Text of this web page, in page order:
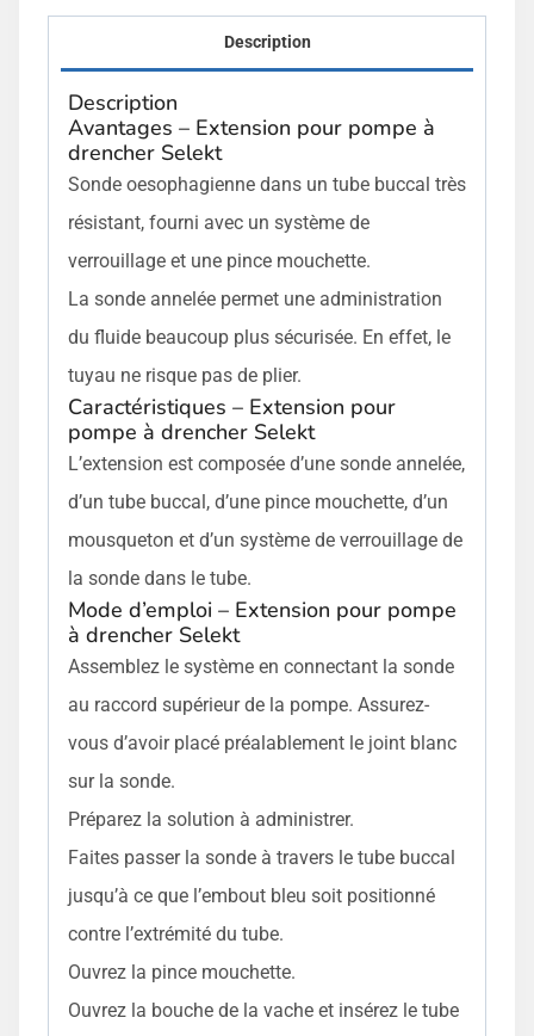
Description
Description
Avantages – Extension pour pompe à
drencher Selekt
Sonde oesophagienne dans un tube buccal très
résistant, fourni avec un système de
verrouillage et une pince mouchette.
La sonde annelée permet une administration
du fluide beaucoup plus sécurisée. En effet, le
tuyau ne risque pas de plier.
Caractéristiques – Extension pour
pompe à drencher Selekt
L’extension est composée d’une sonde annelée,
d’un tube buccal, d’une pince mouchette, d’un
mousqueton et d’un système de verrouillage de
la sonde dans le tube.
Mode d’emploi – Extension pour pompe
à drencher Selekt
Assemblez le système en connectant la sonde
au raccord supérieur de la pompe. Assurez-
vous d’avoir placé préalablement le joint blanc
sur la sonde.
Préparez la solution à administrer.
Faites passer la sonde à travers le tube buccal
jusqu’à ce que l’embout bleu soit positionné
contre l’extrémité du tube.
Ouvrez la pince mouchette.
Ouvrez la bouche de la vache et insérez le tube